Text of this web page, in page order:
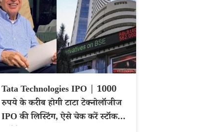
Tata Technologies IPO | 1000
रुपये के करीब होगी टाटा टेक्नोलॉजीज
IPO की लिस्टिंग, ऐसे चेक करें स्टॉक